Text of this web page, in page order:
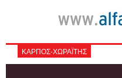
ΚΑΡΠΟΣ-ΧΩΡΑΪΤΗΣ